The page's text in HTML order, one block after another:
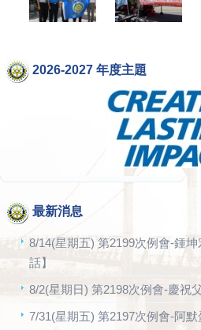
2026-2027 年度主題
最新消息
8/14(星期五) 第2199次例會-鍾
話】
8/2(星期日) 第2198次例會-慶祝
7/31(星期五) 第2197次例會-阿